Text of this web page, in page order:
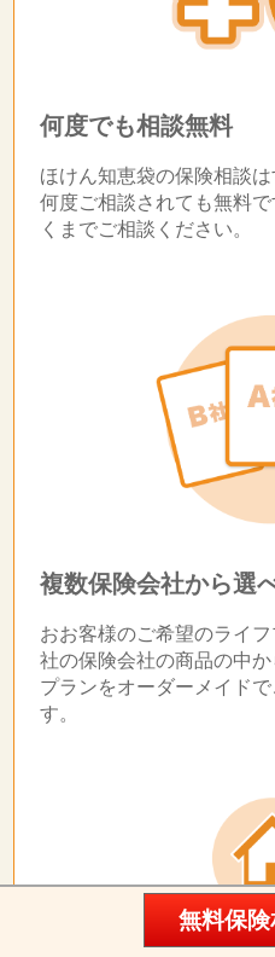
何度でも相談無料
ほけん知恵袋の保険相談は
何度ご相談されても無料
くまでご相談ください。
複数保険会社から選
おお客様のご希望のライ
社の保険会社の商品の中
プランをオーダーメイド
す。
無料保